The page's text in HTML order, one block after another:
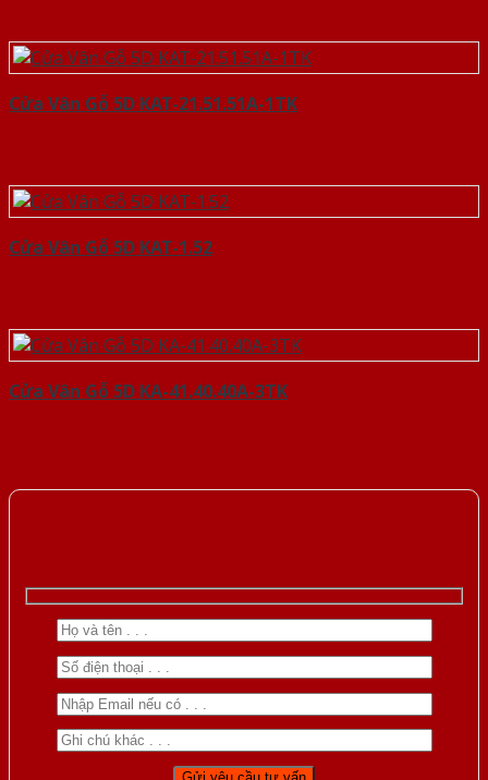
Cửa Vân Gỗ 5D KAT-21.51.51A-1TK
Cửa Vân Gỗ 5D KAT-1.52
Cửa Vân Gỗ 5D KA-41.40.40A-3TK